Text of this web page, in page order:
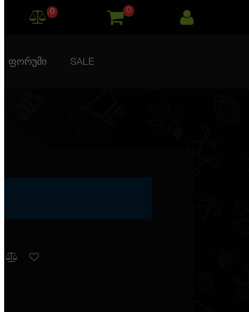
0 0
ᲤᲝᲠᲣᲛᲘ SALE